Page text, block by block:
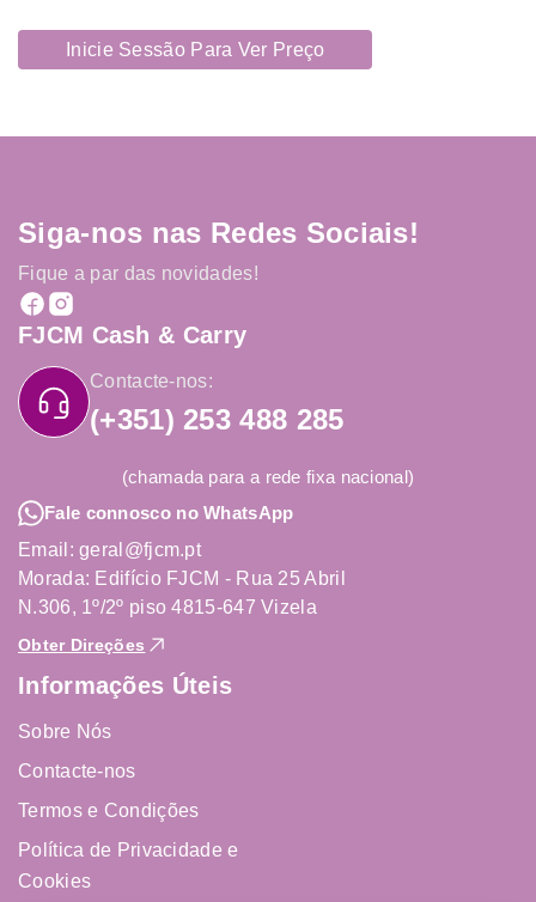
Inicie Sessão Para Ver Preço
Siga-nos nas Redes Sociais!
Fique a par das novidades!
FJCM Cash & Carry
Contacte-nos:
(+351) 253 488 285
(chamada para a rede fixa nacional)
Fale connosco no WhatsApp
Email: geral@fjcm.pt
Morada: Edifício FJCM - Rua 25 Abril
N.306, 1º/2º piso 4815-647 Vizela
Obter Direções
Informações Úteis
Sobre Nós
Contacte-nos
Termos e Condições
Política de Privacidade e
Cookies